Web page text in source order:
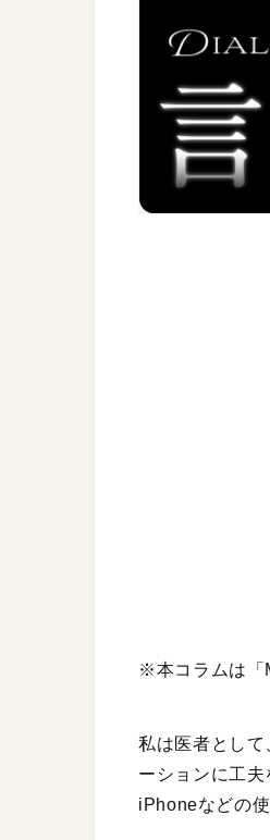
※本コラムは「
私は医者とし
ーションに工
iPhoneなどの